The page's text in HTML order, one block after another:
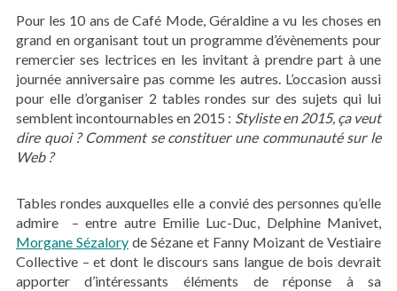
Pour les 10 ans de Café Mode, Géraldine a vu les choses en
grand en organisant tout un programme d’évènements pour
remercier ses lectrices en les invitant à prendre part à une
journée anniversaire pas comme les autres. L’occasion aussi
pour elle d’organiser 2 tables rondes sur des sujets qui lui
semblent incontournables en 2015 : Styliste en 2015, ça veut
dire quoi ? Comment se constituer une communauté sur le
Web ?
Tables rondes auxquelles elle a convié des personnes qu’elle
admire – entre autre Emilie Luc-Duc, Delphine Manivet,
Morgane Sézaloryde Sézane et Fanny Moizant de Vestiaire
Collective – et dont le discours sans langue de bois devrait
apporter d’intéressants éléments de réponse à sa